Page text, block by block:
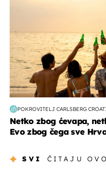
POKROVITELJ CARLSBERG
Netko zbog ćevapa,
Evo zbog čega sve
SVI ČITAJU OVO